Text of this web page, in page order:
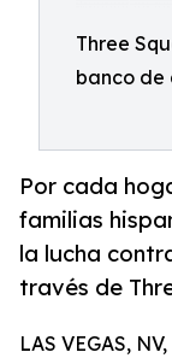
Three
banco de
Por cada
familias
la lucha
través de
LAS VEGAS,